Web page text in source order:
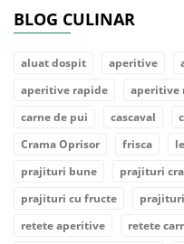
BLOG CULINAR
aluat dospit aperitive
aperitive rapide
aperitive
carne de pui
cascaval
Crama Oprisor
frisca
prajituri bune
prajituri
prajituri cu fructe
retete aperitive
retete